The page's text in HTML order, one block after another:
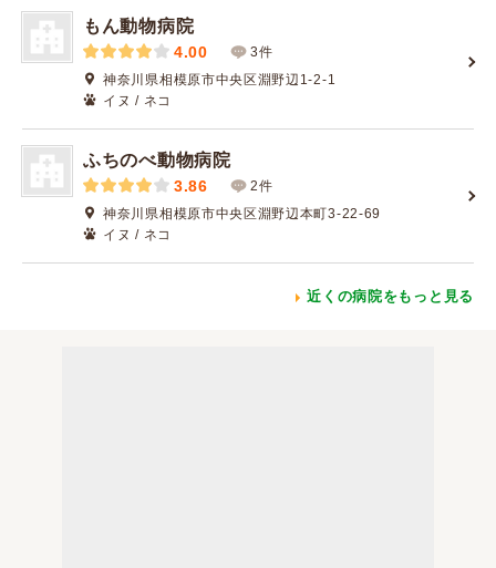
もん動物病院
4.00
3件
神奈川県相模原市中央区淵野辺1-2-1
イヌ / ネコ
ふちのべ動物病院
3.86
2件
神奈川県相模原市中央区淵野辺本町3-22-69
イヌ / ネコ
近くの病院をもっと見る